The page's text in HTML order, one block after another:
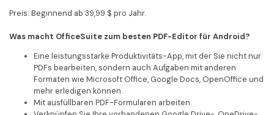
Preis: Beginnend ab 39,99 $ pro Jahr.
Was macht OfficeSuite zum besten PDF-Editor für Android?
Eine leistungsstarke Produktivitäts-App, mit der Sie nicht nur
PDFs bearbeiten, sondern auch Aufgaben mit anderen
Formaten wie Microsoft Office, Google Docs, OpenOffice und
mehr erledigen können.
Mit ausfüllbaren PDF-Formularen arbeiten.